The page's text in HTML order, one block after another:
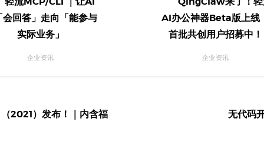
会回答」走向「能参与
实际业务」
企业资讯
AI办公神器Beta版上线
首批共创用户招募中！
企业资讯
2021）发布！｜内含福 无代码